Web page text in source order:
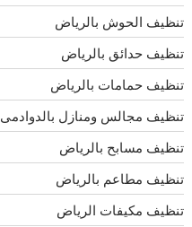
تنظيف الحوش بالرياض
تنظيف حدائق بالرياض
تنظيف حمامات بالرياض
تنظيف مجالس ومنازل بالدوادمى
تنظيف مسابح بالرياض
تنظيف مطاعم بالرياض
تنظيف مكيفات الرياض